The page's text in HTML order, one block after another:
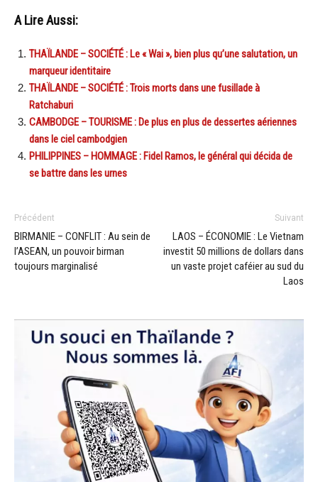
A Lire Aussi:
THAÏLANDE – SOCIÉTÉ : Le « Wai », bien plus qu’une salutation, un
marqueur identitaire
THAÏLANDE – SOCIÉTÉ : Trois morts dans une fusillade à
Ratchaburi
CAMBODGE – TOURISME : De plus en plus de dessertes aériennes
dans le ciel cambodgien
PHILIPPINES – HOMMAGE : Fidel Ramos, le général qui décida de
se battre dans les urnes
Précédent
BIRMANIE – CONFLIT : Au sein de
l’ASEAN, un pouvoir birman
toujours marginalisé
Suivant
LAOS – ÉCONOMIE : Le Vietnam
investit 50 millions de dollars dans
un vaste projet caféier au sud du
Laos